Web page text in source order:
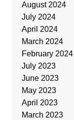
August 2024
July 2024
April 2024
March 2024
February 2024
July 2023
June 2023
May 2023
April 2023
March 2023